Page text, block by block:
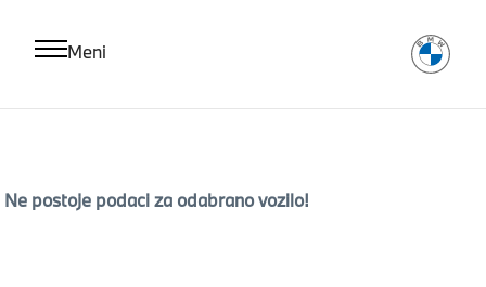
Meni
Ne postoje podaci za odabrano vozilo!